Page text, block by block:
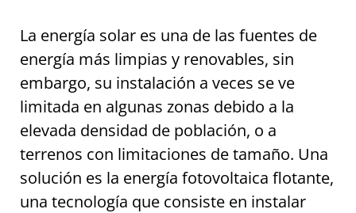
La energía solar es una de las fuentes de
energía más limpias y renovables, sin
embargo, su instalación a veces se ve
limitada en algunas zonas debido a la
elevada densidad de población, o a
terrenos con limitaciones de tamaño. Una
solución es la energía fotovoltaica flotante,
una tecnología que consiste en instalar